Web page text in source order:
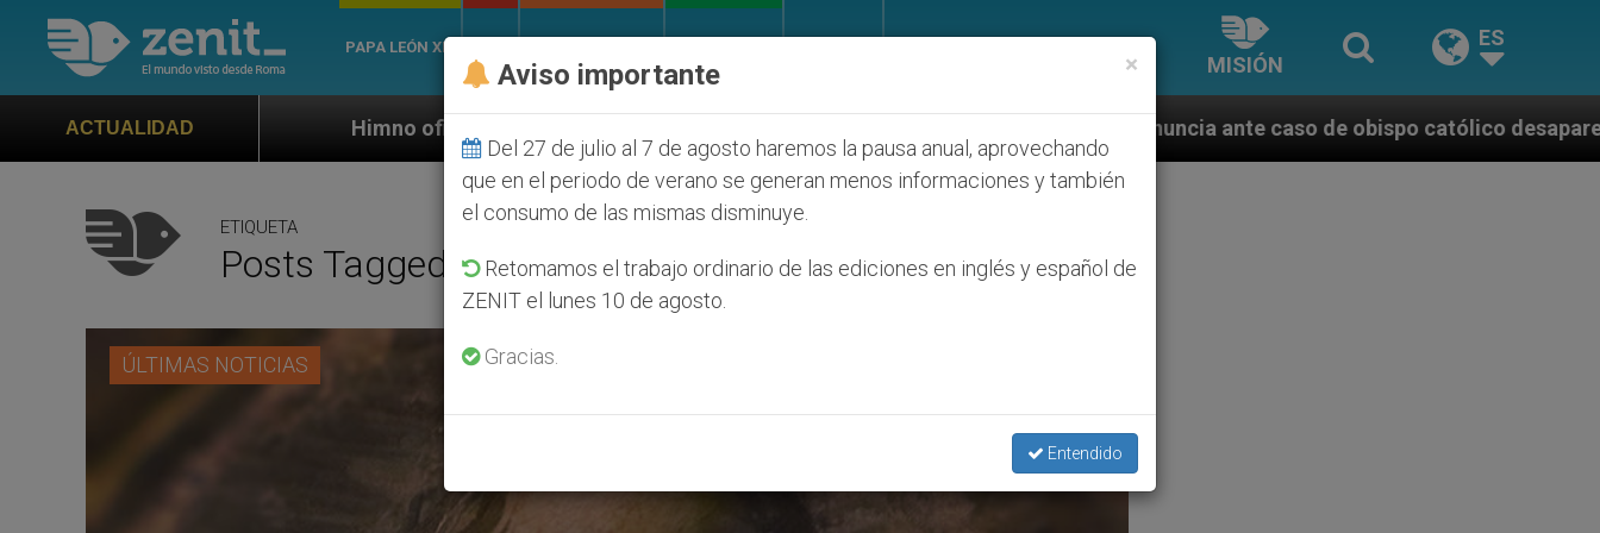
PAPA LEÓN XIV
MISIÓN
ES
ACTUALIDAD
Himno oficial de la Jornada Mundial de la Juventud Seúl 2027 ONU se pronuncia ante caso de obispo católico desaparecido por la dictadura
ETIQUETA
Posts Tagged ‘24 Febrero’
ÚLTIMAS NOTICIAS
×
Aviso importante
Del 27 de julio al 7 de agosto haremos la pausa anual, aprovechando
que en el periodo de verano se generan menos informaciones y también
el consumo de las mismas disminuye.
Retomamos el trabajo ordinario de las ediciones en inglés y español de
ZENIT el lunes 10 de agosto.
Gracias.
Entendido